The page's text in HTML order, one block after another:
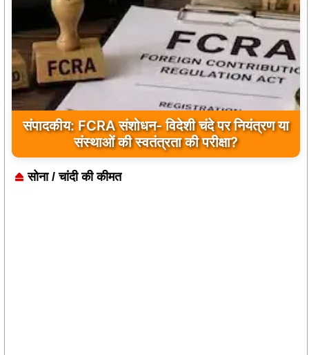
संपादकीय: FCRA संशोधन- विदेशी चंदे पर नियंत्रण या
संस्थाओं की स्वतंत्रता की परीक्षा?
सोना / चांदी की कीमत